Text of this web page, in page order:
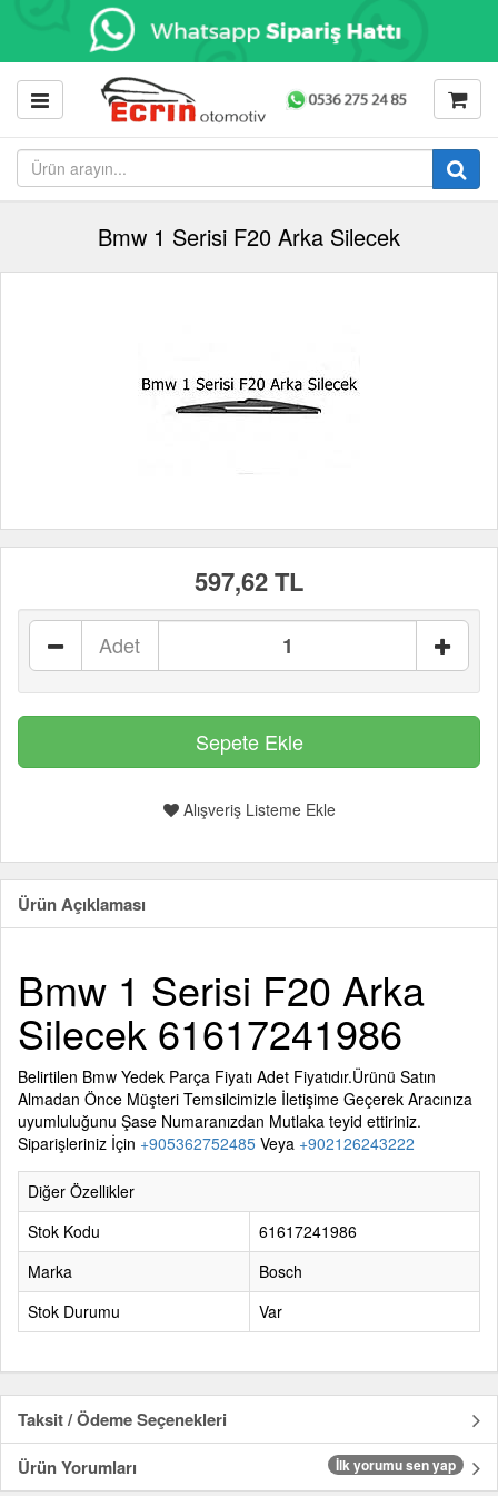
Bmw 1 Serisi F20 Arka Silecek
597,62 TL
Adet
Alışveriş Listeme Ekle
Ürün Açıklaması
Bmw 1 Serisi F20 Arka
Silecek 61617241986
Belirtilen Bmw Yedek Parça Fiyatı Adet Fiyatıdır.Ürünü Satın
Almadan Önce Müşteri Temsilcimizle İletişime Geçerek Aracınıza
uyumluluğunu Şase Numaranızdan Mutlaka teyid ettiriniz.
Siparişleriniz İçin +905362752485 Veya +902126243222
Diğer Özellikler
Stok Kodu
61617241986
Marka
Bosch
Stok Durumu
Var
Taksit / Ödeme Seçenekleri
Ürün Yorumları
İlk yorumu sen yap